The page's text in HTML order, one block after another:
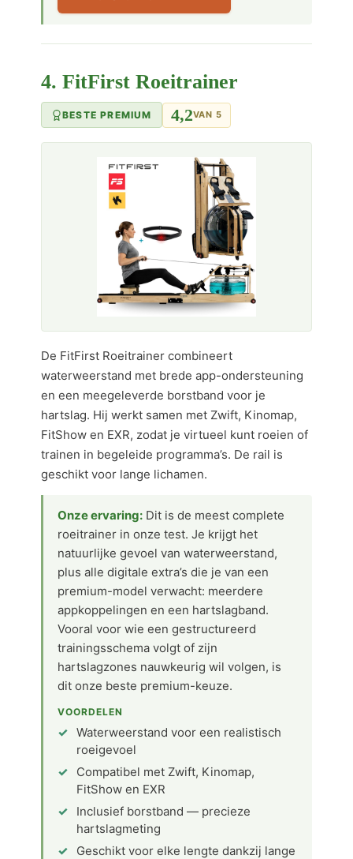
4. FitFirst Roeitrainer
BESTE PREMIUM 4,2VAN 5
De FitFirst Roeitrainer combineert
waterweerstand met brede app-ondersteuning
en een meegeleverde borstband voor je
hartslag. Hij werkt samen met Zwift, Kinomap,
FitShow en EXR, zodat je virtueel kunt roeien of
trainen in begeleide programma’s. De rail is
geschikt voor lange lichamen.
Onze ervaring: Dit is de meest complete
roeitrainer in onze test. Je krijgt het
natuurlijke gevoel van waterweerstand,
plus alle digitale extra’s die je van een
premium-model verwacht: meerdere
appkoppelingen en een hartslagband.
Vooral voor wie een gestructureerd
trainingsschema volgt of zijn
hartslagzones nauwkeurig wil volgen, is
dit onze beste premium-keuze.
VOORDELEN
Waterweerstand voor een realistisch
roeigevoel
Compatibel met Zwift, Kinomap,
FitShow en EXR
Inclusief borstband — precieze
hartslagmeting
Geschikt voor elke lengte dankzij lange